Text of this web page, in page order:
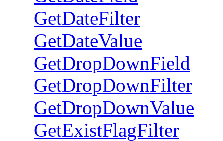
GetDateFilter
GetDateValue
GetDropDownField
GetDropDownFilter
GetDropDownValue
GetExistFlagFilter